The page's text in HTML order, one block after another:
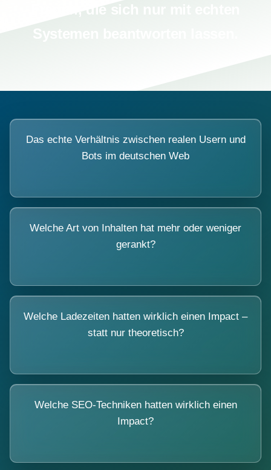
Das echte Verhältnis zwischen realen Usern und
Bots im deutschen Web
Welche Art von Inhalten hat mehr oder weniger
gerankt?
Welche Ladezeiten hatten wirklich einen Impact –
statt nur theoretisch?
Welche SEO-Techniken hatten wirklich einen
Impact?